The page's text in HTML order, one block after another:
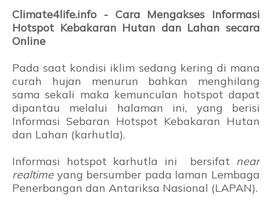
Climate4life.info - Cara Mengakses Informasi
Hotspot Kebakaran Hutan dan Lahan secara
Online
Pada saat kondisi iklim sedang kering di mana
curah hujan menurun bahkan menghilang
sama sekali maka kemunculan hotspot dapat
dipantau melalui halaman ini, yang berisi
Informasi Sebaran Hotspot Kebakaran Hutan
dan Lahan (karhutla).
Informasi hotspot karhutla ini bersifat near
realtimeyang bersumber pada laman Lembaga
Penerbangan dan Antariksa Nasional (LAPAN).